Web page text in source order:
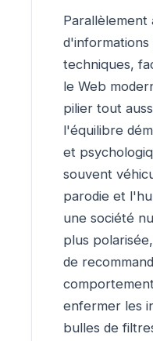
Parallèlement
techniques,
le Web
pilier tout
l'équilibre
et
souvent
parodie et
une société
plus
de
enfermer les
bulles de